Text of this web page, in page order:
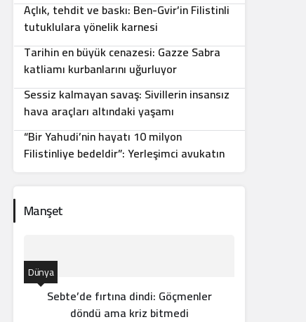
Açlık, tehdit ve baskı: Ben-Gvir’in Filistinli
tutuklulara yönelik karnesi
8
Tarihin en büyük cenazesi: Gazze Sabra
katliamı kurbanlarını uğurluyor
9
Sessiz kalmayan savaş: Sivillerin insansız
hava araçları altındaki yaşamı
10
“Bir Yahudi’nin hayatı 10 milyon
Filistinliye bedeldir”: Yerleşimci avukatın
Manşet
Dünya
Sebte’de fırtına dindi: Göçmenler
döndü ama kriz bitmedi